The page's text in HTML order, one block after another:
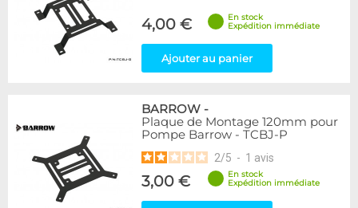
4,00 €
En stock
Expédition immédiate
Ajouter au panier
BARROW -
Plaque de Montage 120mm pour
Pompe Barrow - TCBJ-P
2/5 - 1 avis
3,00 €
En stock
Expédition immédiate